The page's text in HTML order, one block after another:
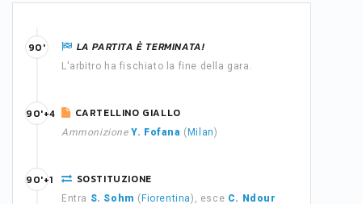
LA PARTITA È TERMINATA!
L'arbitro ha fischiato la fine della gara.
90'
CARTELLINO GIALLO
Ammonizione Y. Fofana ( Milan)
90'+4
SOSTITUZIONE
Entra S. Sohm ( Fiorentina), esce C. Ndour
90'+1